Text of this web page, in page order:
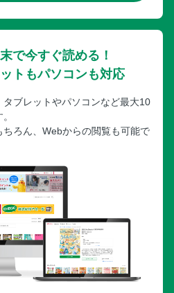
で今すぐ読める！
トもパソコンも対応
ブレットやパソコンなど最大10
ろん、Webからの閲覧も可能で